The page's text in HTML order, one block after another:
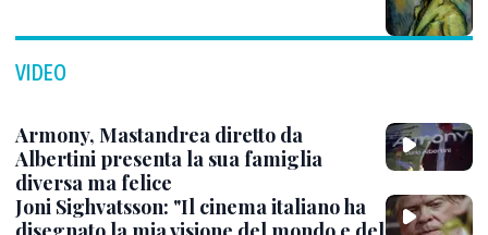
VIDEO
Armony, Mastandrea diretto da
Albertini presenta la sua famiglia
diversa ma felice
Joni Sighvatsson: "Il cinema italiano ha